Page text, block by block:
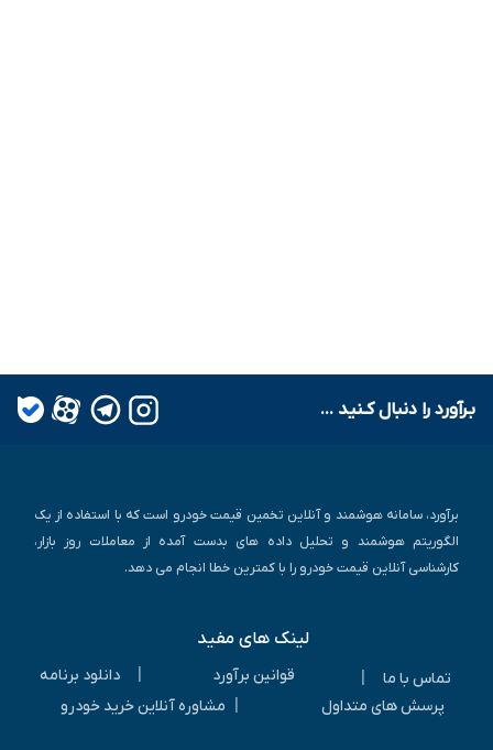
بـرآورد را دنبال کـنید ...
برآورد، سامانه هوشمند و آنلاین تخمین قیمت خودرو است که با استفاده از یک
الگوریتم هوشمند و تحلیل داده های بدست آمده از معاملات روز بازار،
کارشناسی آنلاین قیمت خودرو را با کمترین خطا انجام می دهد.
لینک های مفید
تماس با ما قوانین برآورد
دانلود برنامه
پرسش های متداول
مشاوره آنلاین خرید خودرو